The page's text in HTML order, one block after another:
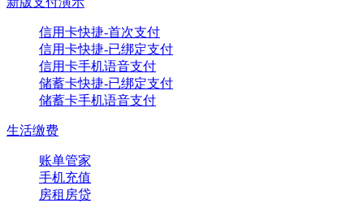
信用卡快捷-首次支付
信用卡快捷-已绑定支付
信用卡手机语音支付
储蓄卡快捷-已绑定支付
储蓄卡手机语音支付
生活缴费
账单管家
手机充值
房租房贷